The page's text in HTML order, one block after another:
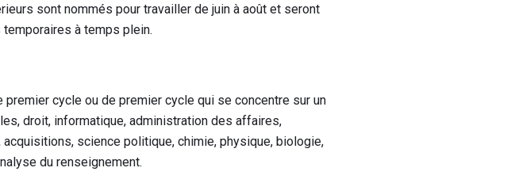
sont nommés pour travailler de juin à août et seront
à temps plein.
cycle ou de premier cycle qui se concentre sur un
droit, informatique, administration des affaires,
science politique, chimie, physique, biologie,
du renseignement.